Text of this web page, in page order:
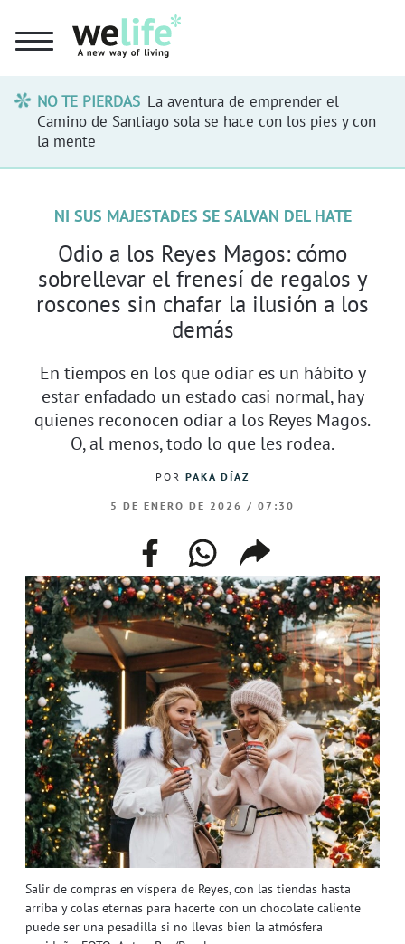
NO TE PIERDAS La aventura de emprender el
Camino de Santiago sola se hace con los pies y con
la mente
Salir de compras en víspera de Reyes, con las tiendas hasta
arriba y colas eternas para hacerte con un chocolate caliente
puede ser una pesadilla si no llevas bien la atmósfera
NI SUS MAJESTADES SE SALVAN DEL HATE
Odio a los Reyes Magos: cómo
sobrellevar el frenesí de regalos y
roscones sin chafar la ilusión a los
demás
En tiempos en los que odiar es un hábito y
estar enfadado un estado casi normal, hay
quienes reconocen odiar a los Reyes Magos.
O, al menos, todo lo que les rodea.
POR PAKA DÍAZ
5 DE ENERO DE 2026 / 07:30
facebookwhatsappcompartir
enlace